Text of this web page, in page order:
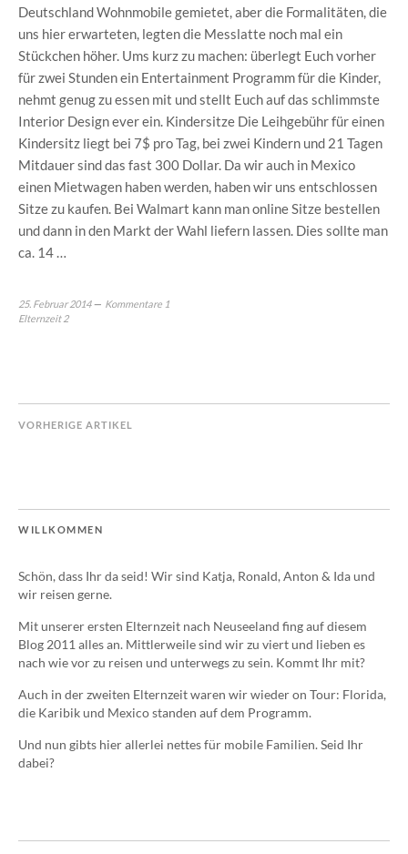
Deutschland Wohnmobile gemietet, aber die Formalitäten, die
uns hier erwarteten, legten die Messlatte noch mal ein
Stückchen höher. Ums kurz zu machen: überlegt Euch vorher
für zwei Stunden ein Entertainment Programm für die Kinder,
nehmt genug zu essen mit und stellt Euch auf das schlimmste
Interior Design ever ein. Kindersitze Die Leihgebühr für einen
Kindersitz liegt bei 7$ pro Tag, bei zwei Kindern und 21 Tagen
Mitdauer sind das fast 300 Dollar. Da wir auch in Mexico
einen Mietwagen haben werden, haben wir uns entschlossen
Sitze zu kaufen. Bei Walmart kann man online Sitze bestellen
und dann in den Markt der Wahl liefern lassen. Dies sollte man
ca. 14 …
25. Februar 2014
Kommentare 1
Elternzeit 2
VORHERIGE ARTIKEL
WILLKOMMEN
Schön, dass Ihr da seid! Wir sind Katja, Ronald, Anton & Ida und
wir reisen gerne.
Mit unserer ersten Elternzeit nach Neuseeland fing auf diesem
Blog 2011 alles an. Mittlerweile sind wir zu viert und lieben es
nach wie vor zu reisen und unterwegs zu sein. Kommt Ihr mit?
Auch in der zweiten Elternzeit waren wir wieder on Tour: Florida,
die Karibik und Mexico standen auf dem Programm.
Und nun gibts hier allerlei nettes für mobile Familien. Seid Ihr
dabei?